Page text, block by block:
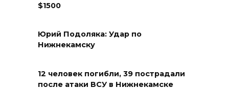
$1500
Юрий Подоляка: Удар по
Нижнекамску
12 человек погибли, 39 пострадали
после атаки ВСУ в Нижнекамске